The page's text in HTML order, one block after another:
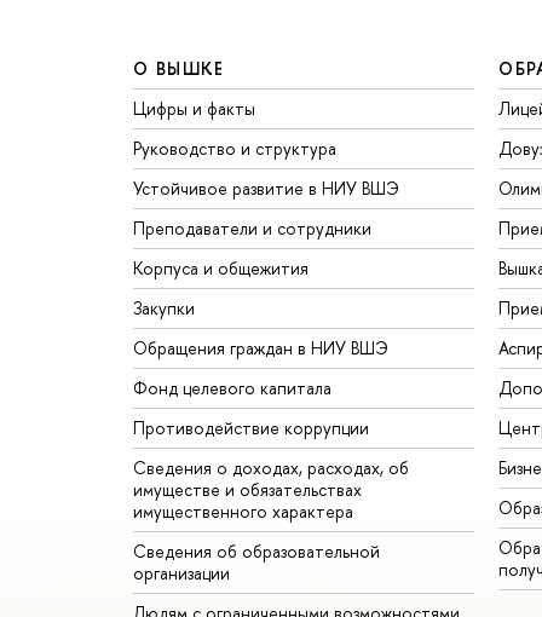
О ВЫШКЕ
Цифры и факты
Руководство и структура
Устойчивое развитие в НИУ ВШЭ
Преподаватели и сотрудники
Корпуса и общежития
Закупки
Обращения граждан в НИУ ВШЭ
Фонд целевого капитала
Противодействие коррупции
Сведения о доходах, расходах, об
имуществе и обязательствах
имущественного характера
Сведения об образовательной
организации